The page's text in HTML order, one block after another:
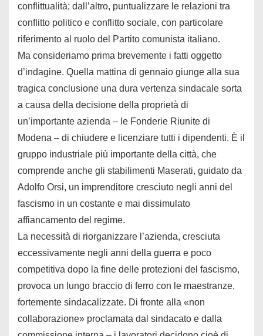
conflittualità; dall’altro, puntualizzare le relazioni tra
conflitto politico e conflitto sociale, con particolare
riferimento al ruolo del Partito comunista italiano.
Ma consideriamo prima brevemente i fatti oggetto
d’indagine. Quella mattina di gennaio giunge alla sua
tragica conclusione una dura vertenza sindacale sorta
a causa della decisione della proprietà di
un’importante azienda – le Fonderie Riunite di
Modena – di chiudere e licenziare tutti i dipendenti. È il
gruppo industriale più importante della città, che
comprende anche gli stabilimenti Maserati, guidato da
Adolfo Orsi, un imprenditore cresciuto negli anni del
fascismo in un costante e mai dissimulato
affiancamento del regime.
La necessità di riorganizzare l’azienda, cresciuta
eccessivamente negli anni della guerra e poco
competitiva dopo la fine delle protezioni del fascismo,
provoca un lungo braccio di ferro con le maestranze,
fortemente sindacalizzate. Di fronte alla «non
collaborazione» proclamata dal sindacato e dalla